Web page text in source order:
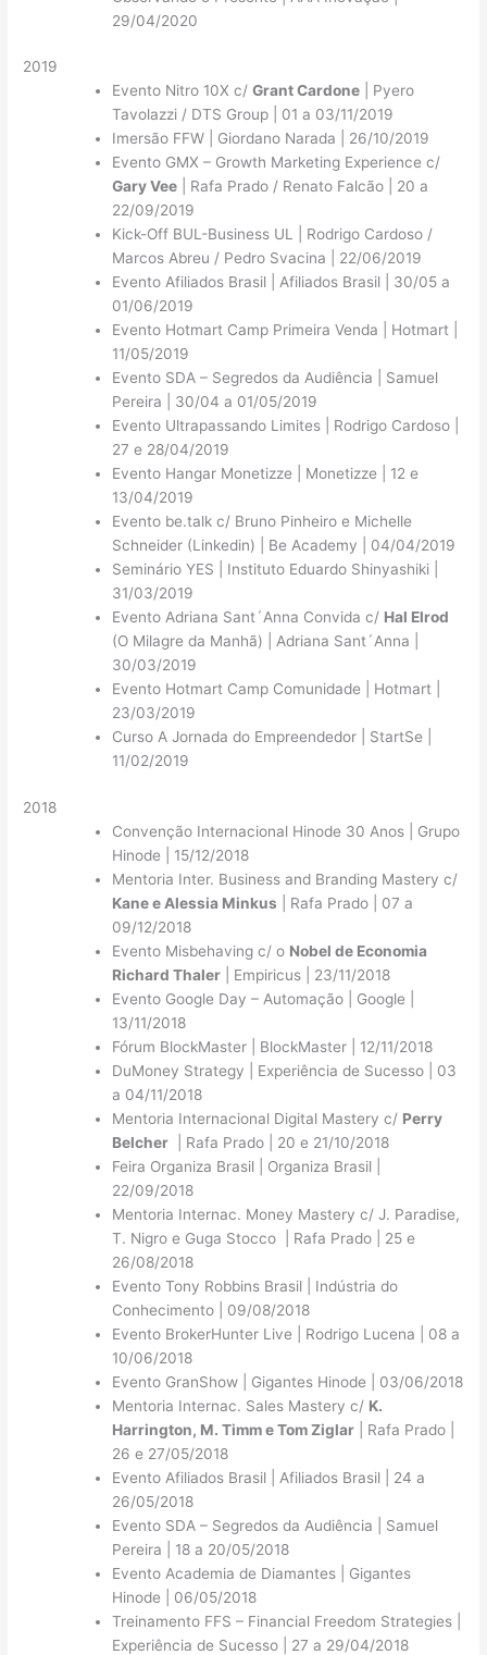
29/04/2020
2019
Evento Nitro 10X c/Grant Cardone | Pyero
Tavolazzi / DTS Group | 01 a 03/11/2019
Imersão FFW | Giordano Narada | 26/10/2019
Evento GMX – Growth Marketing Experience c/
Gary Vee | Rafa Prado / Renato Falcão | 20 a
22/09/2019
Kick-Off BUL-Business UL | Rodrigo Cardoso /
Marcos Abreu / Pedro Svacina | 22/06/2019
Evento Afiliados Brasil | Afiliados Brasil | 30/05 a
01/06/2019
Evento Hotmart Camp Primeira Venda | Hotmart |
11/05/2019
Evento SDA – Segredos da Audiência | Samuel
Pereira | 30/04 a 01/05/2019
Evento Ultrapassando Limites | Rodrigo Cardoso |
27 e 28/04/2019
Evento Hangar Monetizze | Monetizze | 12 e
13/04/2019
Evento be.talk c/ Bruno Pinheiro e Michelle
Schneider (Linkedin) | Be Academy | 04/04/2019
Seminário YES | Instituto Eduardo Shinyashiki |
31/03/2019
Evento Adriana Sant´Anna Convida c/ Hal Elrod
(O Milagre da Manhã) | Adriana Sant´Anna |
30/03/2019
Evento Hotmart Camp Comunidade | Hotmart |
23/03/2019
Curso A Jornada do Empreendedor | StartSe |
11/02/2019
2018
Convenção Internacional Hinode 30 Anos | Grupo
Hinode | 15/12/2018
Mentoria Inter. Business and Branding Mastery c/
Kane e Alessia Minkus | Rafa Prado | 07 a
09/12/2018
Evento Misbehaving c/ o Nobel de Economia
Richard Thaler | Empiricus | 23/11/2018
Evento Google Day – Automação | Google |
13/11/2018
Fórum BlockMaster | BlockMaster | 12/11/2018
DuMoney Strategy | Experiência de Sucesso | 03
a 04/11/2018
Mentoria Internacional Digital Mastery c/ Perry
Belcher | Rafa Prado | 20 e 21/10/2018
Feira Organiza Brasil | Organiza Brasil |
22/09/2018
Mentoria Internac. Money Mastery c/ J. Paradise,
T. Nigro e Guga Stocco | Rafa Prado | 25 e
26/08/2018
Evento Tony Robbins Brasil | Indústria do
Conhecimento | 09/08/2018
Evento BrokerHunter Live | Rodrigo Lucena | 08 a
10/06/2018
Evento GranShow | Gigantes Hinode | 03/06/2018
Mentoria Internac. Sales Mastery c/ K.
Harrington, M. Timm e Tom Ziglar | Rafa Prado |
26 e 27/05/2018
Evento Afiliados Brasil | Afiliados Brasil | 24 a
26/05/2018
Evento SDA – Segredos da Audiência | Samuel
Pereira | 18 a 20/05/2018
Evento Academia de Diamantes | Gigantes
Hinode | 06/05/2018
Treinamento FFS – Financial Freedom Strategies |
Experiência de Sucesso | 27 a 29/04/2018